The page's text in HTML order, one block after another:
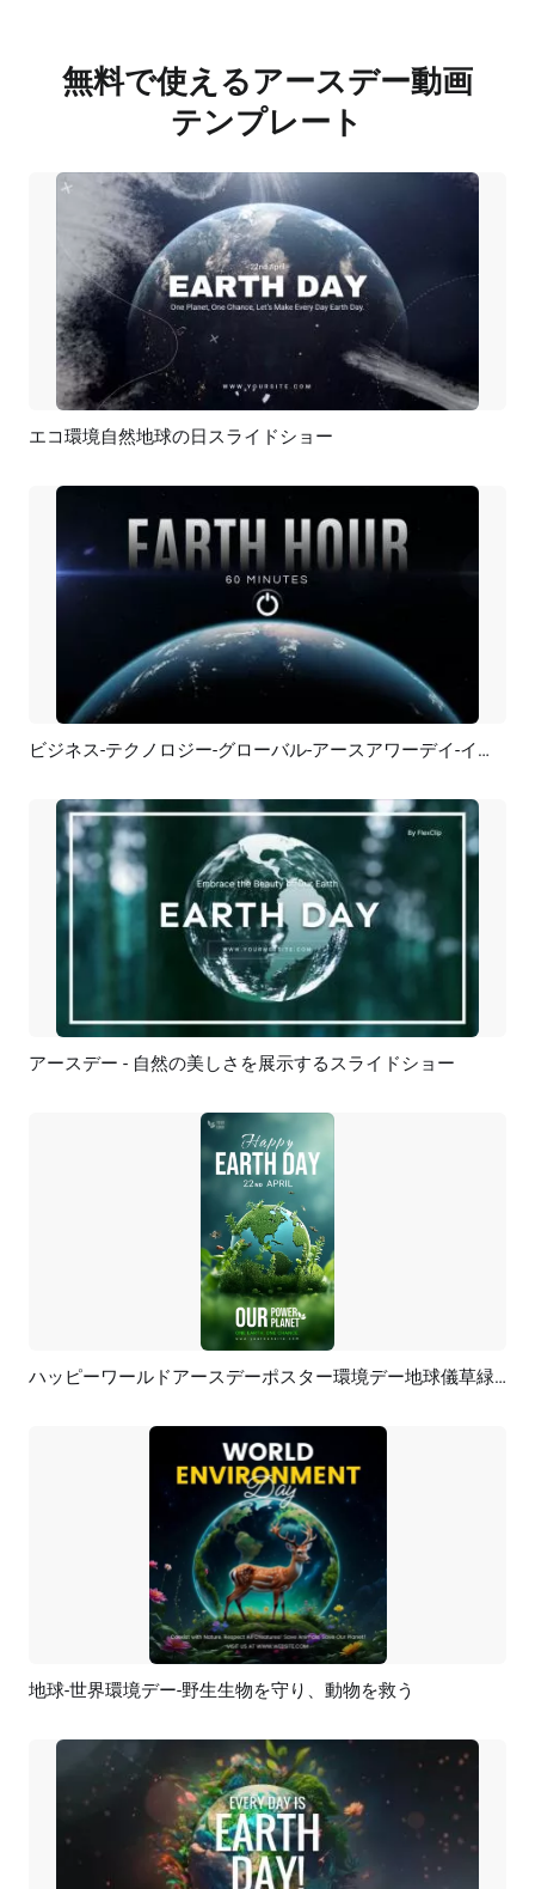
無料で使えるアースデー動画
テンプレート
プレビュー AI再生成
エコ環境自然地球の日スライドショー
プレビュー カスタマイズ ビジネス-テクノロジー-グローバル-アースアワーデイ-イントロ
プレビュー AI再生成
アースデー - 自然の美しさを展示するスライドショー
プレビュー AI再生成 ハッピーワールドアースデーポスター環境デー地球儀草緑の自然ストーリー
プレビュー カスタマイズ
地球-世界環境デー-野生生物を守り、動物を救う